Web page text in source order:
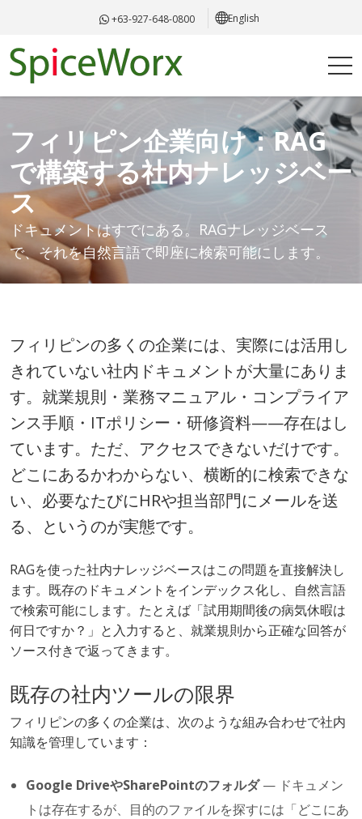
+63-927-648-0800 English
フィリピン企業向け：RAG
で構築する社内ナレッジベー
ス
ドキュメントはすでにある。RAGナレッジベース
で、それを自然言語で即座に検索可能にします。
フィリピンの多くの企業には、実際には活用し
きれていない社内ドキュメントが大量にありま
す。就業規則・業務マニュアル・コンプライア
ンス手順・ITポリシー・研修資料——存在はし
ています。ただ、アクセスできないだけです。
どこにあるかわからない、横断的に検索できな
い、必要なたびにHRや担当部門にメールを送
る、というのが実態です。
RAGを使った社内ナレッジベースはこの問題を直接解決し
ます。既存のドキュメントをインデックス化し、自然言語
で検索可能にします。たとえば「試用期間後の病気休暇は
何日ですか？」と入力すると、就業規則から正確な回答が
ソース付きで返ってきます。
既存の社内ツールの限界
フィリピンの多くの企業は、次のような組み合わせで社内
知識を管理しています：
Google DriveやSharePointのフォルダ— ドキュメン
トは存在するが、目的のファイルを探すには「どこにあ